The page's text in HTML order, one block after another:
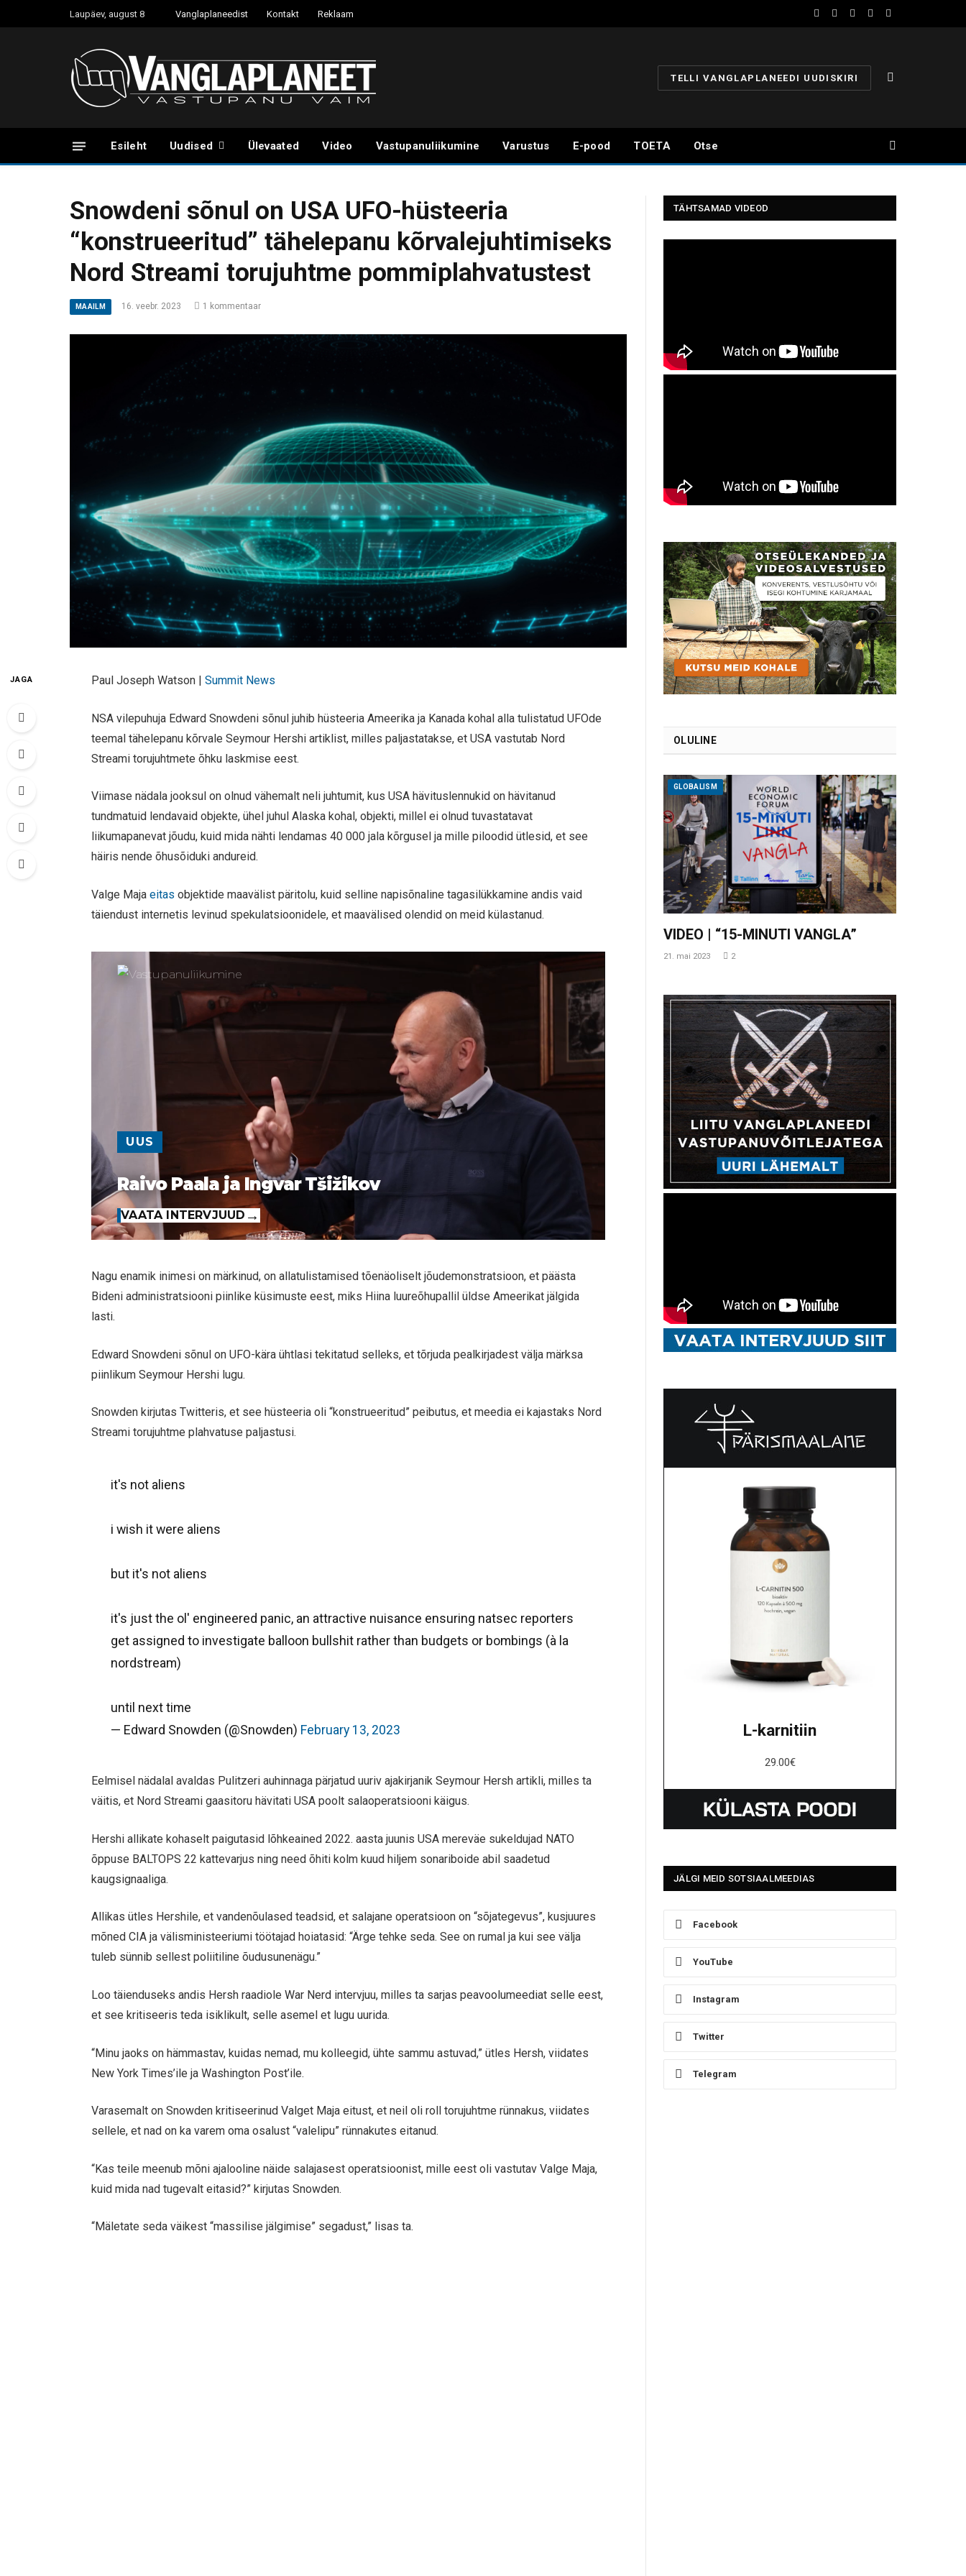
Laupäev, august 8 Vanglaplaneedist Kontakt Reklaam
Facebook
YouTube
Instagram
X
Telegram
TELLI VANGLAPLANEEDI UUDISKIRI
Esileht Uudised Ülevaated Video Vastupanuliikumine Varustus E-pood TOETA Otse
Snowdeni sõnul on USA UFO-hüsteeria
“konstrueeritud” tähelepanu kõrvalejuhtimiseks
Nord Streami torujuhtme pommiplahvatustest
MAAILM 16. veebr. 2023 1 kommentaar
JAGA Paul Joseph Watson |Summit News
NSA vilepuhuja Edward Snowdeni sõnul juhib hüsteeria Ameerika ja Kanada kohal alla tulistatud UFOde
teemal tähelepanu kõrvale Seymour Hershi artiklist, milles paljastatakse, et USA vastutab Nord
Streami torujuhtmete õhku laskmise eest.
Viimase nädala jooksul on olnud vähemalt neli juhtumit, kus USA hävituslennukid on hävitanud
tundmatuid lendavaid objekte, ühel juhul Alaska kohal, objekti, millel ei olnud tuvastatavat
liikumapanevat jõudu, kuid mida nähti lendamas 40 000 jala kõrgusel ja mille piloodid ütlesid, et see
häiris nende õhusõiduki andureid.
Valge Majaeitasobjektide maavälist päritolu, kuid selline napisõnaline tagasilükkamine andis vaid
täiendust internetis levinud spekulatsioonidele, et maavälised olendid on meid külastanud.
UUS
Raivo Paala ja Ingvar Tšižikov
VAATA INTERVJUUD
Nagu enamik inimesi on märkinud, on allatulistamised tõenäoliselt jõudemonstratsioon, et päästa
Bideni administratsiooni piinlike küsimuste eest, miks Hiina luureõhupallil üldse Ameerikat jälgida
lasti.
Edward Snowdeni sõnul on UFO-kära ühtlasi tekitatud selleks, et tõrjuda pealkirjadest välja märksa
piinlikum Seymour Hershi lugu.
Snowden kirjutas Twitteris, et see hüsteeria oli “konstrueeritud” peibutus, et meedia ei kajastaks Nord
Streami torujuhtme plahvatuse paljastusi.
it's not aliens
i wish it were aliens
but it's not aliens
it's just the ol' engineered panic, an attractive nuisance ensuring natsec reporters
get assigned to investigate balloon bullshit rather than budgets or bombings (à la
nordstream)
until next time
— Edward Snowden (@Snowden) February 13, 2023
Eelmisel nädalal avaldas Pulitzeri auhinnaga pärjatud uuriv ajakirjanik Seymour Hersh artikli, milles ta
väitis, et Nord Streami gaasitoru hävitati USA poolt salaoperatsiooni käigus.
Hershi allikate kohaselt paigutasid lõhkeained 2022. aasta juunis USA mereväe sukeldujad NATO
õppuse BALTOPS 22 kattevarjus ning need õhiti kolm kuud hiljem sonariboide abil saadetud
kaugsignaaliga.
Allikas ütles Hershile, et vandenõulased teadsid, et salajane operatsioon on “sõjategevus”, kusjuures
mõned CIA ja välisministeeriumi töötajad hoiatasid: “Ärge tehke seda. See on rumal ja kui see välja
tuleb sünnib sellest poliitiline õudusunenägu.”
Loo täienduseks andis Hersh raadiole War Nerd intervjuu, milles ta sarjas peavoolumeediat selle eest,
et see kritiseeris teda isiklikult, selle asemel et lugu uurida.
“Minu jaoks on hämmastav, kuidas nemad, mu kolleegid, ühte sammu astuvad,” ütles Hersh, viidates
New York Times’ile ja Washington Post’ile.
Varasemalt on Snowden kritiseerinud Valget Maja eitust, et neil oli roll torujuhtme rünnakus, viidates
sellele, et nad on ka varem oma osalust “valelipu” rünnakutes eitanud.
“Kas teile meenub mõni ajalooline näide salajasest operatsioonist, mille eest oli vastutav Valge Maja,
kuid mida nad tugevalt eitasid?” kirjutas Snowden.
“Mäletate seda väikest “massilise jälgimise” segadust,” lisas ta.
TÄHTSAMAD VIDEOD
OLULINE
GLOBALISM
VIDEO | “15-MINUTI VANGLA”
21. mai 2023 2
L-karnitiin
29.00€
JÄLGI MEID SOTSIAALMEEDIAS
Facebook
YouTube
Instagram
Twitter
Telegram